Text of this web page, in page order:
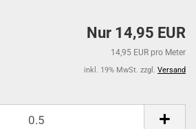
Nur 14,95 EUR
14,95 EUR pro Meter
inkl. 19% MwSt. zzgl. Versand